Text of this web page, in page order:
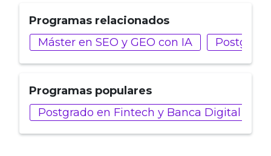
Programas relacionados
Máster en SEO y GEO con IA
Programas populares
Postgrado en Fintech y Banca Digital